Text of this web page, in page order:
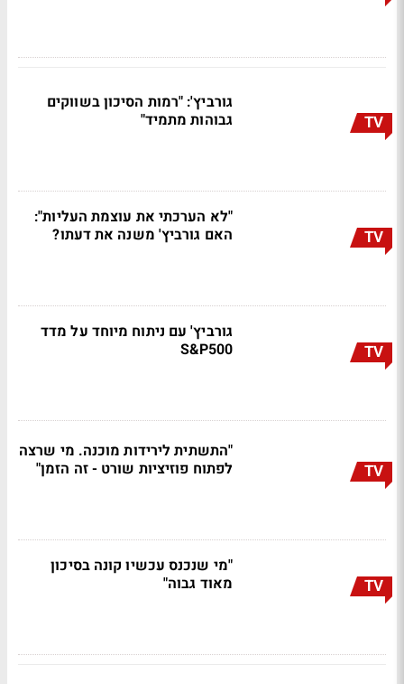
TV
גורביץ': "רמות הסיכון בשווקים
גבוהות מתמיד"
TV
"לא הערכתי את עוצמת העליות":
האם גורביץ' משנה את דעתו?
TV
גורביץ' עם ניתוח מיוחד על מדד
S&P500
TV
"התשתית לירידות מוכנה. מי שרצה
לפתוח פוזיציות שורט - זה הזמן"
TV
"מי שנכנס עכשיו קונה בסיכון
מאוד גבוה"